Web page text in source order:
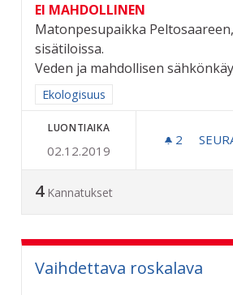
EI MAHDOLLINEN
Matonpesupaikka
sisätiloissa.
Veden ja mahdollisen
Rajaa tulokset aihepiirin mukaan:
Ekologisuus
LUONTIAIKA
02.12.2019
2 2
4 Kannatukset
Vaihdettava roskalava